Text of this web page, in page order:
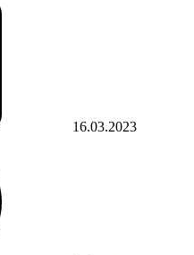
16.03.2023